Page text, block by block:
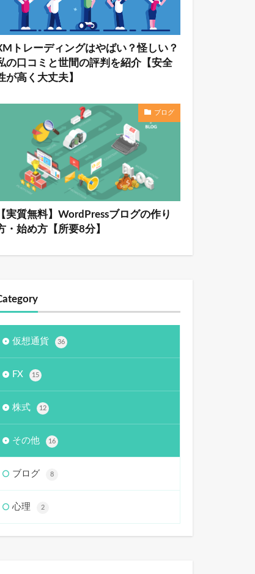
トレーディングはやばい？怪しい？
の口コミと世間の評判を紹介【安全
が高く大丈夫】
ブログ
【実質無料】WordPressブログの作り
・始め方【所要8分】
仮想通貨 36
FX 15
株式 12
その他 16
ブログ 8
心理 2